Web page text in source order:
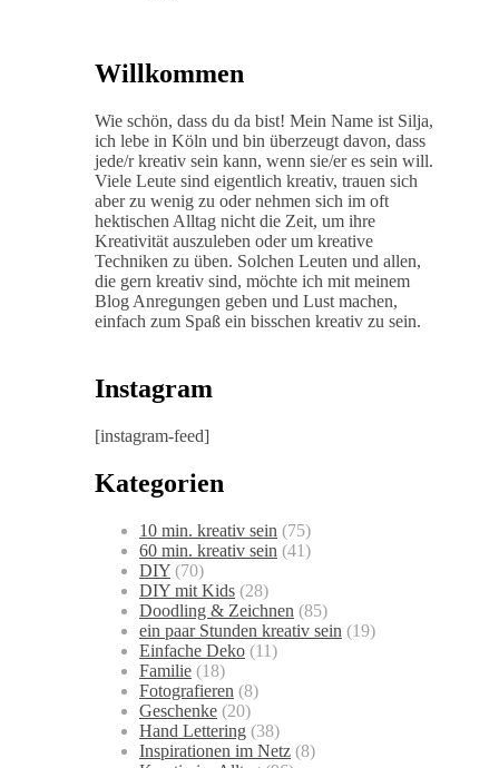
Willkommen
Wie schön, dass du da bist! Mein Name ist Silja,
ich lebe in Köln und bin überzeugt davon, dass
jede/r kreativ sein kann, wenn sie/er es sein will.
Viele Leute sind eigentlich kreativ, trauen sich
aber zu wenig zu oder nehmen sich im oft
hektischen Alltag nicht die Zeit, um ihre
Kreativität auszuleben oder um kreative
Techniken zu üben. Solchen Leuten und allen,
die gern kreativ sind, möchte ich mit meinem
Blog Anregungen geben und Lust machen,
einfach zum Spaß ein bisschen kreativ zu sein.
Instagram
[instagram-feed]
Kategorien
10 min. kreativ sein (75)
60 min. kreativ sein (41)
DIY (70)
DIY mit Kids (28)
Doodling & Zeichnen (85)
ein paar Stunden kreativ sein (19)
Einfache Deko (11)
Familie (18)
Fotografieren (8)
Geschenke (20)
Hand Lettering (38)
Inspirationen im Netz (8)